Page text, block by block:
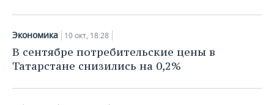
Экономика 10 окт, 18:28
В сентябре потребительские цены в
Татарстане снизились на 0,2%